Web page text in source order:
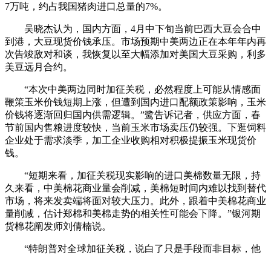
7万吨，约占我国猪肉进口总量的7%。
吴晓杰认为，国内方面，4月中下旬当前巴西大豆会合中
到港，大豆现货价钱承压。市场预期中美两边正在本年年内再
次告竣敌对和谈，我恢复以至大幅添加对美国大豆采购，利多
美豆远月合约。
“本次中美两边同时加征关税，必然程度上可能从情感面
鞭策玉米价钱短期上涨，但遭到国内进口配额政策影响，玉米
价钱将逐渐回归国内供需逻辑。”鹭告诉记者，供应方面，春
节前国内售粮进度较快，当前玉米市场卖压仍较强。下逛饲料
企业处于需求淡季，加工企业收购相对积极提振玉米现货价
钱。
“短期来看，加征关税现实影响的进口美棉数量无限，持
久来看，中美棉花商业量会削减，美棉短时间内难以找到替代
市场，将来发卖端将面对较大压力。此外，跟着中美棉花商业
量削减，估计郑棉和美棉走势的相关性可能会下降。”银河期
货棉花阐发师刘倩楠说。
“特朗普对全球加征关税，说白了只是手段而非目标，他